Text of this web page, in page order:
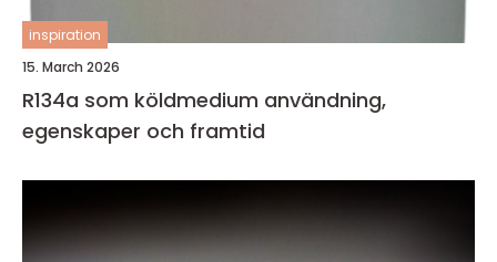
inspiration
15. March 2026
R134a som köldmedium användning,
egenskaper och framtid